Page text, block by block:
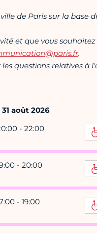
de Paris sur la base
et que vous
.
questions relatives à
août 2026
- 22:00
- 20:00
- 19:00